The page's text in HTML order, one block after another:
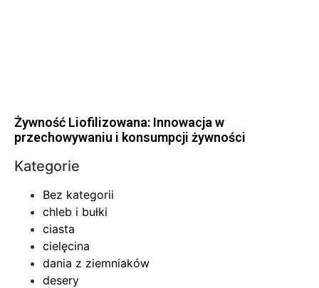
Żywność Liofilizowana: Innowacja w
przechowywaniu i konsumpcji żywności
Kategorie
Bez kategorii
chleb i bułki
ciasta
cielęcina
dania z ziemniaków
desery